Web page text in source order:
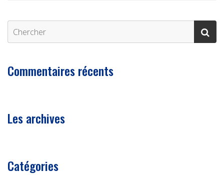
Commentaires récents
Les archives
Catégories